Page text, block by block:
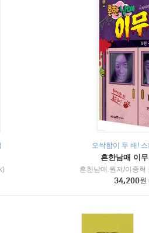
오싹함이 두 배!
흔한남매 이
34,200원